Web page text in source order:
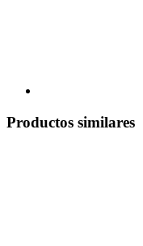
Productos similares